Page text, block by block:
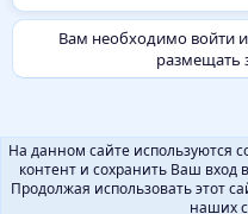
Вам необходимо войти
размещать
На данном сайте используются
контент и сохранить Ваш вход
Продолжая использовать этот
наших